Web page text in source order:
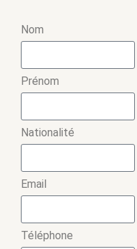
Nom
Prénom
Nationalité
Email
Téléphone